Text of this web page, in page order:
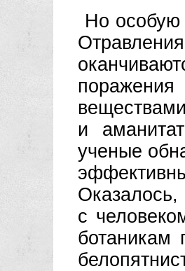
Но особую
и
ученые
с
ботаникам